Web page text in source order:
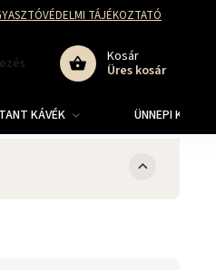
TÁJÉKOZTATÓ
Kosár
Üres kosár
KÁVÉK ÜNNEPI